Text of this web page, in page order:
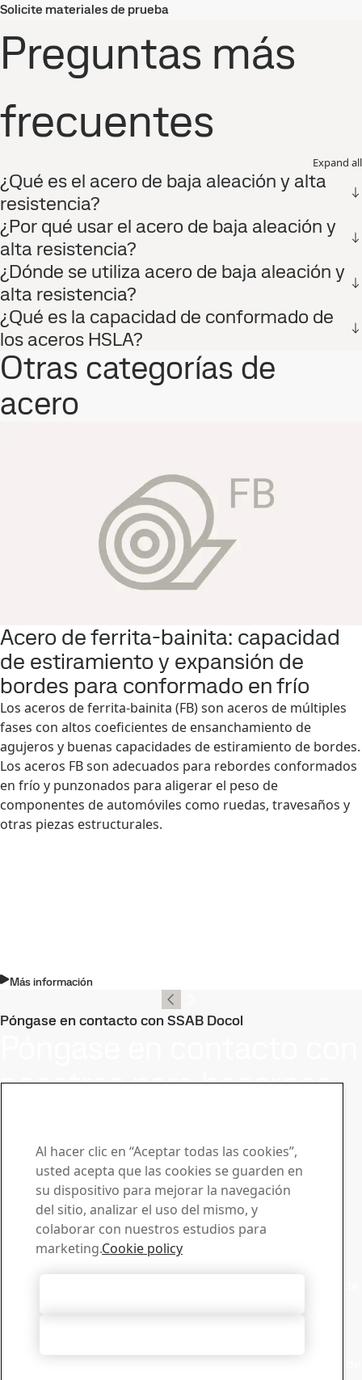
Solicite materiales de prueba
Expand all
¿Qué es el acero de baja aleación y alta
resistencia?
¿Por qué usar el acero de baja aleación y
alta resistencia?
¿Dónde se utiliza acero de baja aleación y
alta resistencia?
¿Qué es la capacidad de conformado de
los aceros HSLA?
Preguntas más
frecuentes
Otras categorías de
acero
Acero de ferrita-bainita: capacidad
de estiramiento y expansión de
bordes para conformado en frío
Los aceros de ferrita-bainita (FB) son aceros de múltiples
fases con altos coeficientes de ensanchamiento de
agujeros y buenas capacidades de estiramiento de bordes.
Los aceros FB son adecuados para rebordes conformados
en frío y punzonados para aligerar el peso de
componentes de automóviles como ruedas, travesaños y
otras piezas estructurales.
Más información
Póngase en contacto con SSAB Docol
nosotros para hacernos
solicitudes
Centro de descargas
Buscador y descarga de folletos, certificados y otros
materiales de SSAB.
Descargas
Al hacer clic en “Aceptar todas las cookies”,
usted acepta que las cookies se guarden en
su dispositivo para mejorar la navegación
del sitio, analizar el uso del mismo, y
colaborar con nuestros estudios para
marketing.Cookie policy